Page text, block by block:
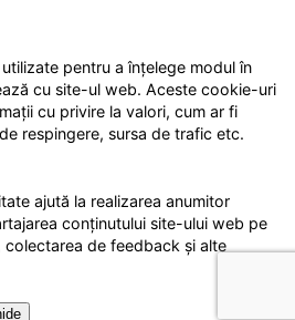
pentru a înțelege modul în
cu site-ul web. Aceste cookie-uri
cu privire la valori, cum ar fi
respingere, sursa de trafic etc.
ajută la realizarea anumitor
conținutului site-ului web pe
de feedback și alte